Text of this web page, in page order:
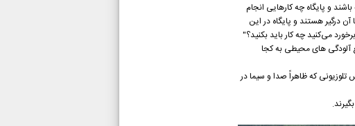
و پایگاه چه کارهایی انجام
درگیر هستند و پایگاه در این
می‌کنید چه کار باید بکنید؟"
آلودگی ‌های محیطی به کجا
تلوزیونی که ظاهراً صدا و سیما در